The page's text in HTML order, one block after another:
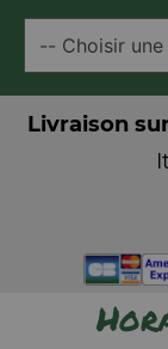
Livraison